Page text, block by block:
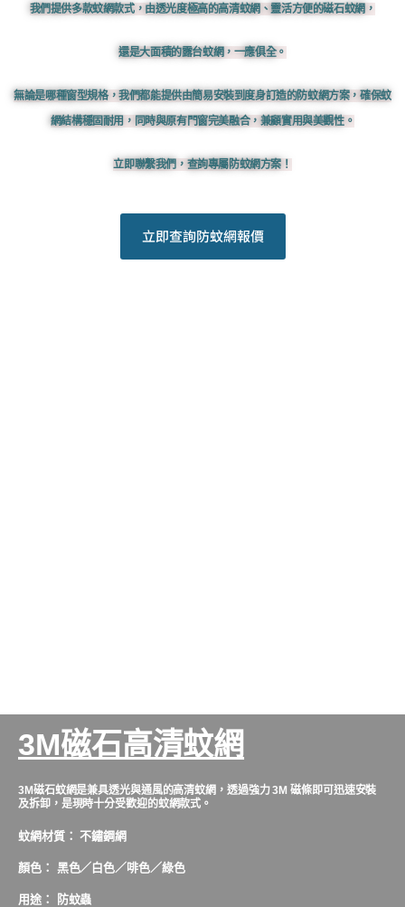
我們提供多款蚊網款式，由透光度極高的高清蚊網、靈活方便的磁石蚊網，
還是大面積的露台蚊網，一應俱全。
無論是哪種窗型規格，我們都能提供由簡易安裝到度身訂造的防蚊網方案，確保蚊
網結構穩固耐用，同時與原有門窗完美融合，兼顧實用與美觀性。
立即聯繫我們，查詢專屬防蚊網方案！
立即查詢防蚊網報價
3M磁石高清蚊網
3M磁石蚊網是兼具透光與通風的高清蚊網，透過強力 3M 磁條即可迅速安裝
及拆卸，是現時十分受歡迎的蚊網款式。
蚊網材質： 不鏽鋼網
顏色： 黑色／白色／啡色／綠色
用途： 防蚊蟲